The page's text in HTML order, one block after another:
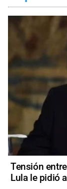
Tensión
Lula le pidió